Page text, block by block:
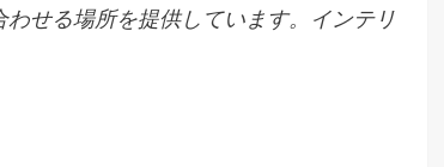
せる場所を提供しています。インテリ